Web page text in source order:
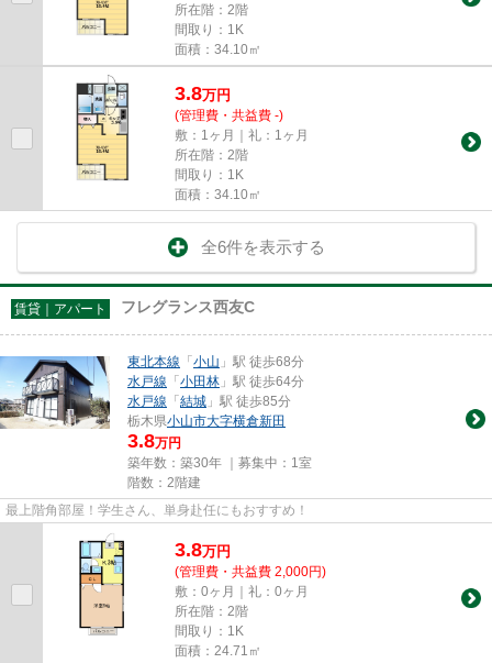
所在階：2階
間取り：1K
面積：34.10㎡
3.8万円
(管理費・共益費 -)
敷：1ヶ月｜礼：1ヶ月
所在階：2階
間取り：1K
面積：34.10㎡
全6件を表示する
賃貸｜アパート フレグランス西友C
東北本線 「小山 」駅 徒歩68分
水戸線 「小田林 」駅 徒歩64分
水戸線 「結城 」駅 徒歩85分
栃木県小山市大字横倉新田
3.8万円
築年数：築30年 ｜募集中： 1室
階数：2階建
最上階角部屋！学生さん、単身赴任にもおすすめ！
3.8万円
(管理費・共益費 2,000円)
敷：0ヶ月｜礼：0ヶ月
所在階：2階
間取り：1K
面積：24.71㎡